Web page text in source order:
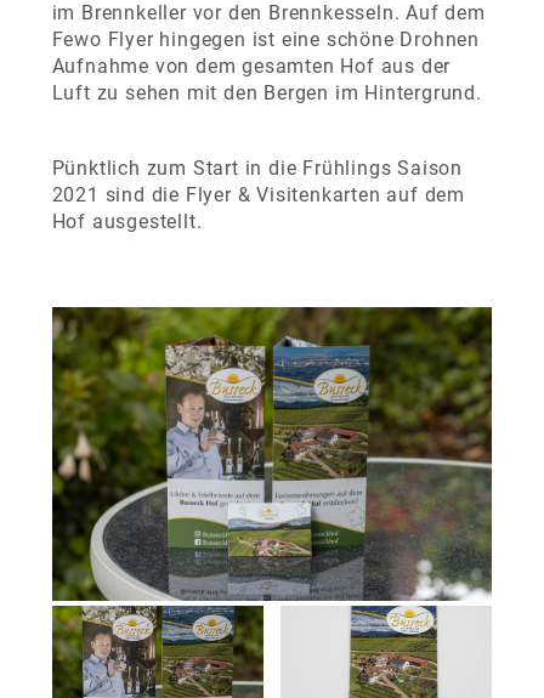
im Brennkeller vor den Brennkesseln. Auf dem
Fewo Flyer hingegen ist eine schöne Drohnen
Aufnahme von dem gesamten Hof aus der
Luft zu sehen mit den Bergen im Hintergrund.
Pünktlich zum Start in die Frühlings Saison
2021 sind die Flyer & Visitenkarten auf dem
Hof ausgestellt.